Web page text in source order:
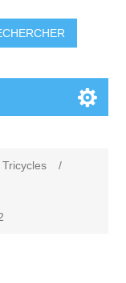
Tricycles
/